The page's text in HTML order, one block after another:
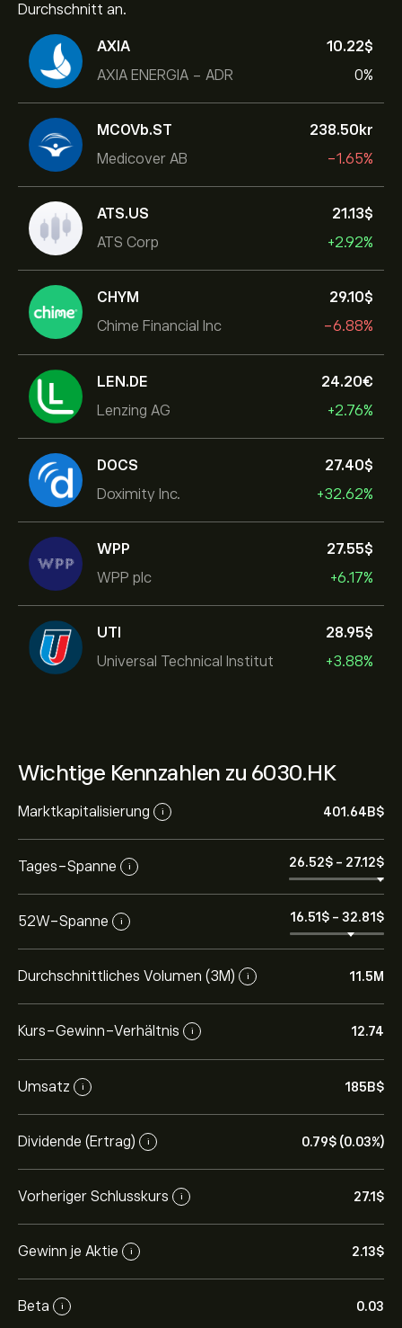
Durchschnitt an.
AXIA
AXIA ENERGIA - ADR
10.22‎$‎
0%
MCOVb.ST
Medicover AB
238.50‎kr‎
-1.65%
ATS.US
ATS Corp
21.13‎$‎
+2.92%
CHYM
Chime Financial Inc
29.10‎$‎
-6.88%
LEN.DE
Lenzing AG
24.20‎€‎
+2.76%
DOCS
Doximity Inc.
27.40‎$‎
+32.62%
WPP
WPP plc
27.55‎$‎
+6.17%
UTI
Universal Technical Institut
28.95‎$‎
+3.88%
Wichtige Kennzahlen zu 6030.HK
Marktkapitalisierung i 401.64B‎$‎
Tages-Spanne i 26.52‎$‎ - 27.12‎$‎
52W-Spanne i 16.51‎$‎ - 32.81‎$‎
Durchschnittliches Volumen (3M) i 11.5M
Kurs-Gewinn-Verhältnis i 12.74
Umsatz i 185B‎$‎
Dividende (Ertrag) i 0.79‎$‎ (0.03%)
Vorheriger Schlusskurs i 27.1‎$‎
Gewinn je Aktie i 2.13‎$‎
Beta i 0.03